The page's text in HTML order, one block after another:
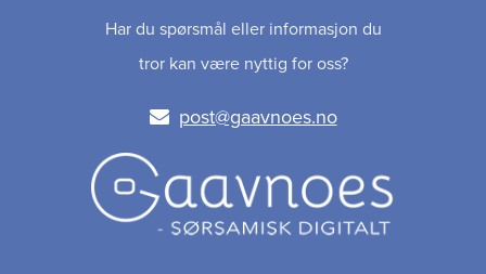
Har du spørsmål eller informasjon du
tror kan være nyttig for oss?
post@gaavnoes.no